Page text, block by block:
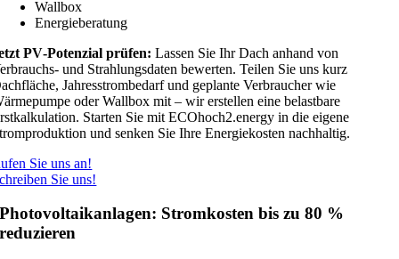
Wallbox
Energieberatung
PV‑Potenzial prüfen: Lassen Sie Ihr Dach anhand von
und Strahlungsdaten bewerten. Teilen Sie uns kurz
Jahresstrombedarf und geplante Verbraucher wie
oder Wallbox mit – wir erstellen eine belastbare
Starten Sie mit ECOhoch2.energy in die eigene
und senken Sie Ihre Energiekosten nachhaltig.
Sie uns an!
Sie uns!
Photovoltaikanlagen: Stromkosten bis zu 80 %
reduzieren